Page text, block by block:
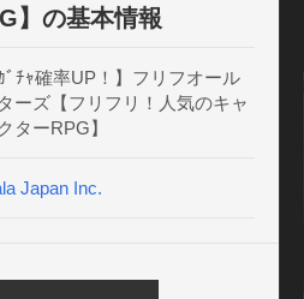
て打ち倒そう！
】の基本情報
ｶﾞﾁｬ確率UP！】フリフオール
ーズ【フリフリ！人気のキャ
ターRPG】
Japan Inc.